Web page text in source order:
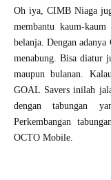
Oh iya, CIMB Niaga
membantu kaum-
belanja. Dengan
menabung. Bisa diatur
maupun bulanan.
GOAL Savers inilah
dengan tabungan
Perkembangan
OCTO Mobile.